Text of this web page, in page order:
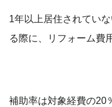
1年以上居住されてい
る際に、リフォーム費
補助率は対象経費の20